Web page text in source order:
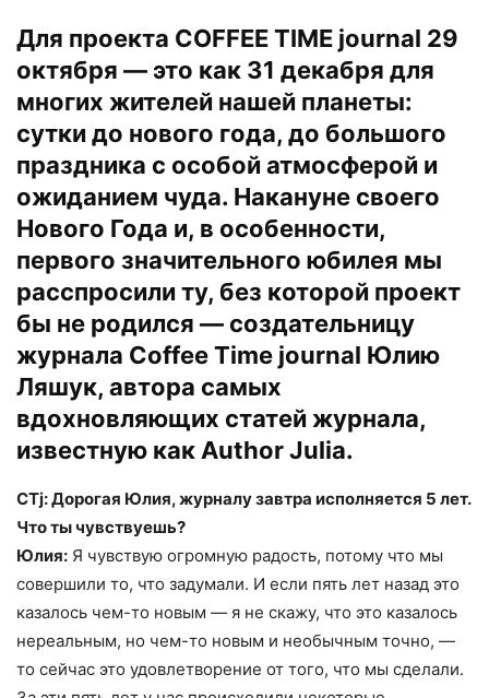
Для проекта COFFEE TIME journal 29
октября — это как 31 декабря для
многих жителей нашей планеты:
сутки до нового года, до большого
праздника с особой атмосферой и
ожиданием чуда. Накануне своего
Нового Года и, в особенности,
первого значительного юбилея мы
расспросили ту, без которой проект
бы не родился — создательницу
журнала Coffee Time journal Юлию
Ляшук, автора самых
вдохновляющих статей журнала,
известную как Author Julia.
CTj: Дорогая Юлия, журналу завтра исполняется 5 лет.
Что ты чувствуешь?
Юлия: Я чувствую огромную радость, потому что мы
совершили то, что задумали. И если пять лет назад это
казалось чем-то новым — я не скажу, что это казалось
нереальным, но чем-то новым и необычным точно, —
то сейчас это удовлетворение от того, что мы сделали.